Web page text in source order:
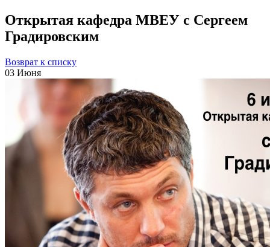
Открытая кафедра МВЕУ c Сергеем
Градировским
Возврат к списку
03 Июня